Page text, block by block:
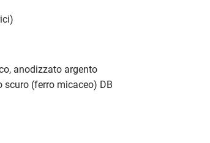
anodizzato argento
scuro (ferro micaceo) DB